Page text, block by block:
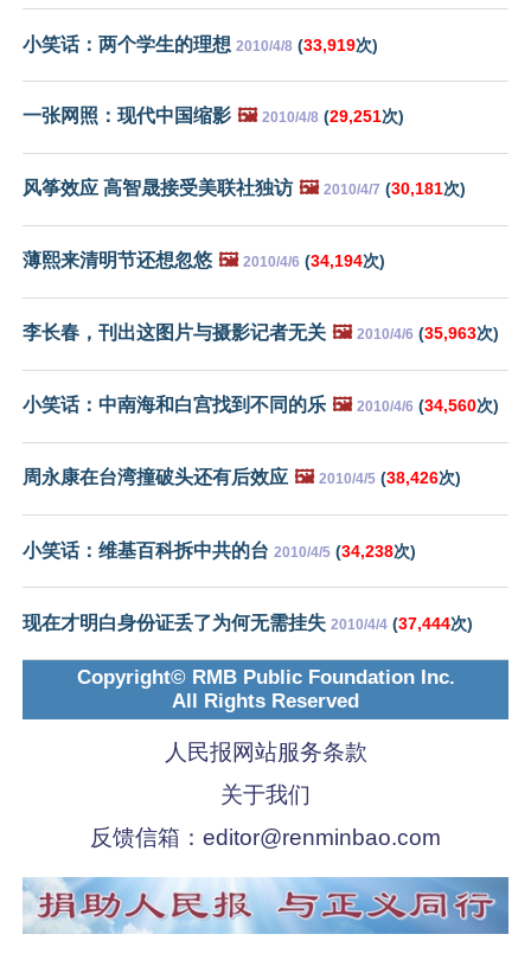
小笑话：两个学生的理想 2010/4/8 (33,919次)
一张网照：现代中国缩影 🖼️ 2010/4/8 (29,251次)
风筝效应 高智晟接受美联社独访 🖼️ 2010/4/7 (30,181次)
薄熙来清明节还想忽悠 🖼️ 2010/4/6 (34,194次)
李长春，刊出这图片与摄影记者无关 🖼️ 2010/4/6 (35,963次)
小笑话：中南海和白宫找到不同的乐 🖼️ 2010/4/6 (34,560次)
周永康在台湾撞破头还有后效应 🖼️ 2010/4/5 (38,426次)
小笑话：维基百科拆中共的台 2010/4/5 (34,238次)
现在才明白身份证丢了为何无需挂失 2010/4/4 (37,444次)
Copyright© RMB Public Foundation Inc.
All Rights Reserved
人民报网站服务条款
关于我们
反馈信箱： editor@renminbao.com